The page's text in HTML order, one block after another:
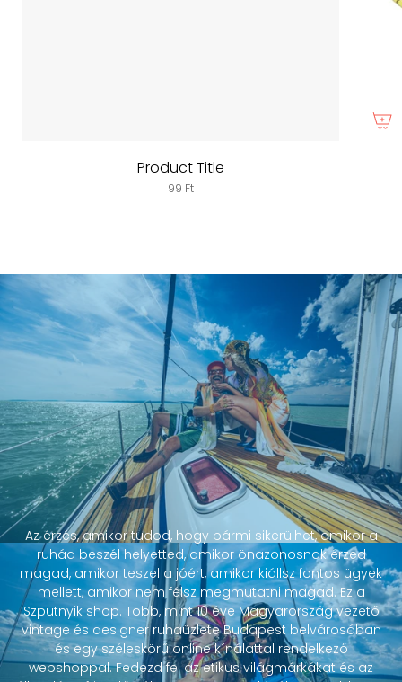
Product Title
99 Ft
Az érzés, amikor tudod, hogy bármi sikerülhet, amikor a
ruhád beszél helyetted, amikor önazonosnak érzed
magad, amikor teszel a jóért, amikor kiállsz fontos ügyek
mellett, amikor nem félsz megmutatni magad. Ez a
Szputnyik shop. Több, mint 10 éve Magyarország vezető
vintage és designer ruhaüzlete Budapest belvárosában
és egy széleskörű online kínálattal rendelkező
webshoppal. Fedezd fel az etikus világmárkákat és az